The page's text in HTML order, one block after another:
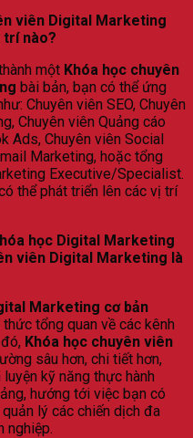
viên Digital Marketing
trí nào?
một Khóa học chuyên
bài bản, bạn có thể ứng
Chuyên viên SEO, Chuyên
Chuyên viên Quảng cáo
Ads, Chuyên viên Social
Marketing, hoặc tổng
Executive/Specialist.
thể phát triển lên các vị trí
học Digital Marketing
viên Digital Marketing là
Marketing cơ bản
tổng quan về các kênh
Khóa học chuyên viên
sâu hơn, chi tiết hơn,
kỹ năng thực hành
hướng tới việc bạn có
lý các chiến dịch đa
nghiệp.